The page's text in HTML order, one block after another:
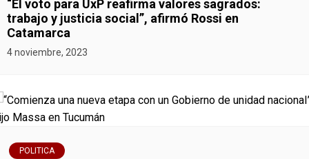
“El voto para UxP reafirma valores sagrados:
trabajo y justicia social”, afirmó Rossi en
Catamarca
4 noviembre, 2023
POLITICA